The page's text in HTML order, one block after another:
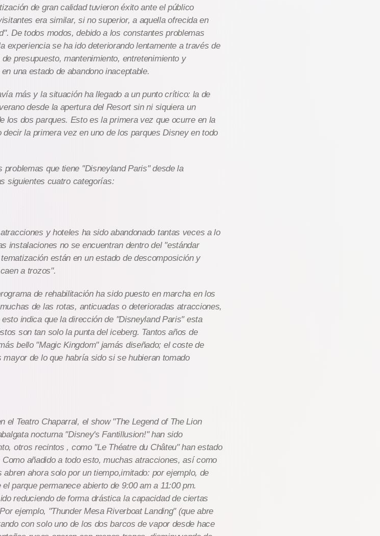
de gran calidad tuvieron éxito ante el público
era similar, si no superior, a aquella ofrecida en
De todos modos, debido a los constantes problemas
experiencia se ha ido deteriorando lentamente a través de
presupuesto, mantenimiento, entretenimiento y
una estado de abandono inaceptable.
más y la situación ha llegado a un punto crítico: la de
desde la apertura del Resort sin ni siquiera un
los dos parques. Esto es la primera vez que ocurre en la
la primera vez en uno de los parques Disney en todo
que tiene "Disneyland Paris" desde la
siguientes cuatro categorías:
y hoteles ha sido abandonado tantas veces a lo
instalaciones no se encuentran dentro del "estándar
están en un estado de descomposición y
a trozos".
de rehabilitación ha sido puesto en marcha en los
de las rotas, anticuadas o deterioradas atracciones,
indica que la dirección de "Disneyland Paris" esta
son tan solo la punta del iceberg. Tantos años de
bello "Magic Kingdom" jamás diseñado; el coste de
de lo que habría sido si se hubieran tomado
el Teatro Chaparral, el show "The Legend of The Lion
nocturna "Disney's Fantillusion!" han sido
otros recintos , como "Le Théatre du Châteu" han estado
añadido a todo esto, muchas atracciones, así como
ahora solo por un tiempo,imitado: por ejemplo, de
parque permanece abierto de 9:00 am a 11:00 pm.
reduciendo de forma drástica la capacidad de ciertas
ejemplo, "Thunder Mesa Riverboat Landing" (que abre
con solo uno de los dos barcos de vapor desde hace